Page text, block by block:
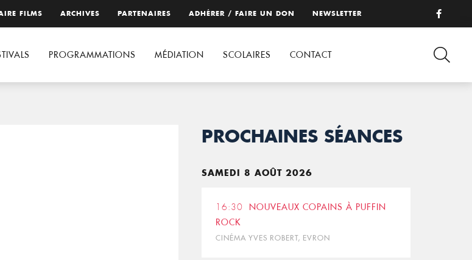
FILMS ARCHIVES PARTENAIRES ADHÉRER / FAIRE UN DON NEWSLETTER
PROGRAMMATIONS MÉDIATION SCOLAIRES CONTACT
PROCHAINES SÉANCES
SAMEDI 8 AOÛT 2026
16:30
NOUVEAUX COPAINS À PUFFIN
ROCK
CINÉMA YVES ROBERT, EVRON